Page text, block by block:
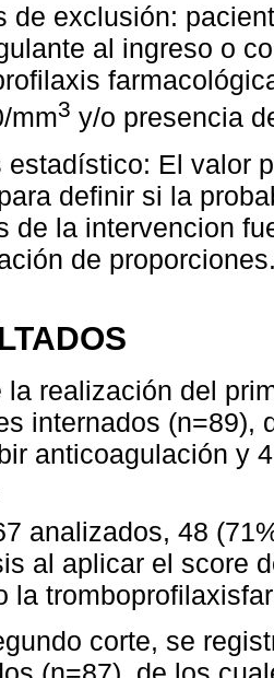
de exclusión:
al ingreso o
mm3 y/o presencia
estadístico: El valor
definir si la
de la intervencion
de
la realización del
internados (n=89),
anticoagulación y
analizados, 48
al aplicar el score
la
corte, se